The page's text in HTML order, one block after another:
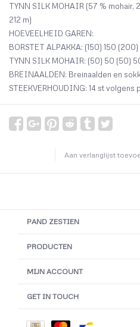
TYNN SILK MOHAIR (57 % mohair,
212 m)
HOEVEELHEID GAREN:
BORSTET ALPAKKA: (150) 150
TYNN SILK MOHAIR: (50) 50 (50)
BREINAALDEN: Breinaalden en
STEEKVERHOUDING: 14 st volgens
Aan verlanglijst
PAND ZESTIEN
PRODUCTEN
MIJN ACCOUNT
GET IN TOUCH